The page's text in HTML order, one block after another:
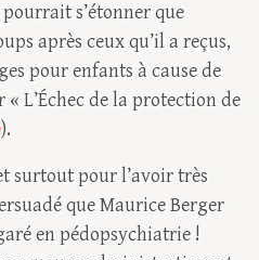
s’étonner que
après ceux qu’il a reçus,
pour enfants à cause de
L’Échec de la protection de
).
surtout pour l’avoir très
que Maurice Berger
en pédopsychiatrie !